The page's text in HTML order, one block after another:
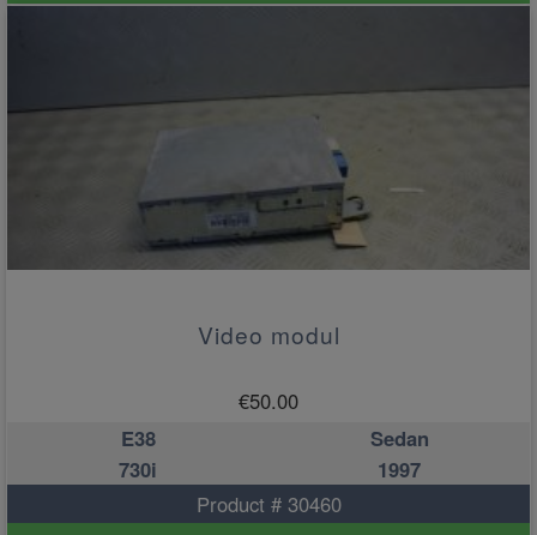
Video modul
€50.00
E38
Sedan
730i
1997
Product # 30460